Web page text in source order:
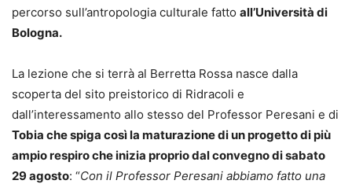
percorso sull’antropologia culturale fatto all’Università di
Bologna.
La lezione che si terrà al Berretta Rossa nasce dalla
scoperta del sito preistorico di Ridracoli e
dall’interessamento allo stesso del Professor Peresani e di
Tobia che spiga così la maturazione di un progetto di più
ampio respiro che inizia proprio dal convegno di sabato
29 agosto: “Con il Professor Peresani abbiamo fatto una